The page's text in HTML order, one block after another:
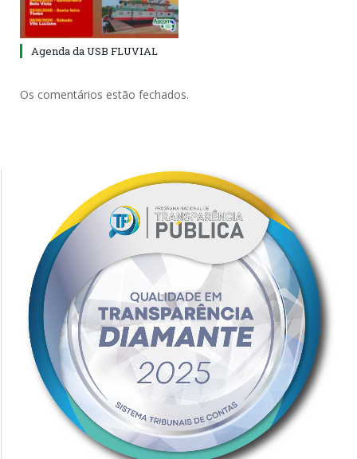
Agenda da USB FLUVIAL
Os comentários estão fechados.